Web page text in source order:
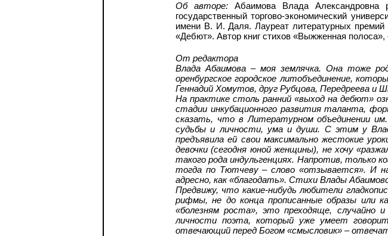
Об авторе: Абаимова Влада Александровна
государственный торгово-экономический
имени В. И. Даля. Лауреат литературных
«Дебют». Автор книг стихов «Выжженная полоса»,
От редактора
Влада Абаимова – моя землячка. Она тоже
оренбургское городское литобъединение,
Геннадий Хомутов, друг Рубцова, Передреева и
На практике столь ранний «выход на дебют»
стадии инкубационного развития таланта,
сказать, что в Литературном объединении
судьбы и личности, ума и души. С этим у
предъявила ей свои максимально жестокие
девочки (сегодня юной женщины), не хочу
такого рода индульгенциях. Напротив, только
тогда по Тютчеву – слово «отзывается». И
адресно, как «благодать». Стихи Влады
Предвижу, что какие-нибудь любители
рифмы, не до конца прописанные образы или
«болезням роста», это преходяще,
личности поэта, который уже умеет
отвечающий перед Богом «смысловик» –